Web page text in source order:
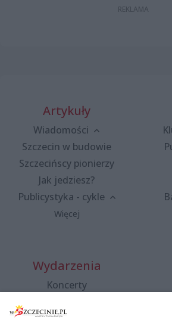
Artykuły
Wiadomości
Szczecin w budowie
Szczecińscy pionierzy
Jak jedziesz?
Publicystyka - cykle
Więcej
Wydarzenia
Koncerty
Spacery i oprowadzania